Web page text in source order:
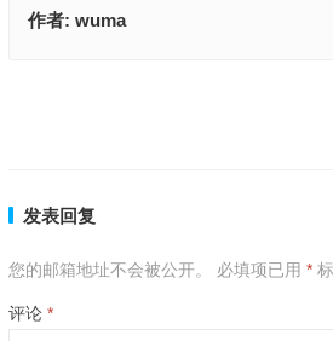
作者: wuma
发表回复
您的邮箱地址不会被公开。 必填项已用 *
评论 *